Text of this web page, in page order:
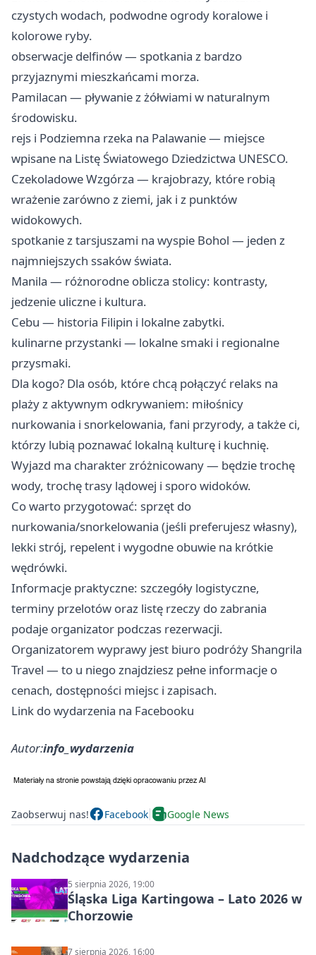
czystych wodach, podwodne ogrody koralowe i
kolorowe ryby.
obserwacje delfinów — spotkania z bardzo
przyjaznymi mieszkańcami morza.
Pamilacan — pływanie z żółwiami w naturalnym
środowisku.
rejs i Podziemna rzeka na Palawanie — miejsce
wpisane na Listę Światowego Dziedzictwa UNESCO.
Czekoladowe Wzgórza — krajobrazy, które robią
wrażenie zarówno z ziemi, jak i z punktów
widokowych.
spotkanie z tarsjuszami na wyspie Bohol — jeden z
najmniejszych ssaków świata.
Manila — różnorodne oblicza stolicy: kontrasty,
jedzenie uliczne i kultura.
Cebu — historia Filipin i lokalne zabytki.
kulinarne przystanki — lokalne smaki i regionalne
przysmaki.
Dla kogo? Dla osób, które chcą połączyć relaks na
plaży z aktywnym odkrywaniem: miłośnicy
nurkowania i snorkelowania, fani przyrody, a także ci,
którzy lubią poznawać lokalną kulturę i kuchnię.
Wyjazd ma charakter zróżnicowany — będzie trochę
wody, trochę trasy lądowej i sporo widoków.
Co warto przygotować: sprzęt do
nurkowania/snorkelowania (jeśli preferujesz własny),
lekki strój, repelent i wygodne obuwie na krótkie
wędrówki.
Informacje praktyczne: szczegóły logistyczne,
terminy przelotów oraz listę rzeczy do zabrania
podaje organizator podczas rezerwacji.
Organizatorem wyprawy jest biuro podróży Shangrila
Travel — to u niego znajdziesz pełne informacje o
cenach, dostępności miejsc i zapisach.
Link do wydarzenia na Facebooku
Autor:info_wydarzenia
Zaobserwuj nas! Facebook Google News
Nadchodzące wydarzenia
5 sierpnia 2026, 19:00
Śląska Liga Kartingowa – Lato 2026 w
Chorzowie
7 sierpnia 2026, 16:00